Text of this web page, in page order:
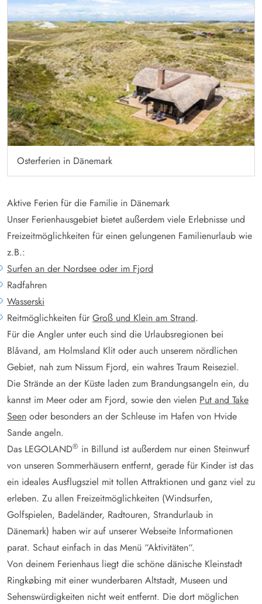
Osterferien in Dänemark
Aktive Ferien für die Familie in Dänemark
Unser Ferienhausgebiet bietet außerdem viele Erlebnisse und
Freizeitmöglichkeiten für einen gelungenen Familienurlaub wie
z.B.:
Surfen an der Nordsee oder im Fjord
Radfahren
Wasserski
Reitmöglichkeiten für Groß und Klein am Strand.
Für die Angler unter euch sind die Urlaubsregionen bei
Blåvand, am Holmsland Klit oder auch unserem nördlichen
Gebiet, nah zum Nissum Fjord, ein wahres Traum Reiseziel.
Die Strände an der Küste laden zum Brandungsangeln ein, du
kannst im Meer oder am Fjord, sowie den vielen Put and Take
Seen oder besonders an der Schleuse im Hafen von Hvide
Sande angeln.
Das LEGOLAND® in Billund ist außerdem nur einen Steinwurf
von unseren Sommerhäusern entfernt, gerade für Kinder ist das
ein ideales Ausflugsziel mit tollen Attraktionen und ganz viel zu
erleben. Zu allen Freizeitmöglichkeiten (Windsurfen,
Golfspielen, Badeländer, Radtouren, Strandurlaub in
Dänemark) haben wir auf unserer Webseite Informationen
parat. Schaut einfach in das Menü “Aktivitäten“.
Von deinem Ferienhaus liegt die schöne dänische Kleinstadt
Ringkøbing mit einer wunderbaren Altstadt, Museen und
Sehenswürdigkeiten nicht weit entfernt. Die dort möglichen